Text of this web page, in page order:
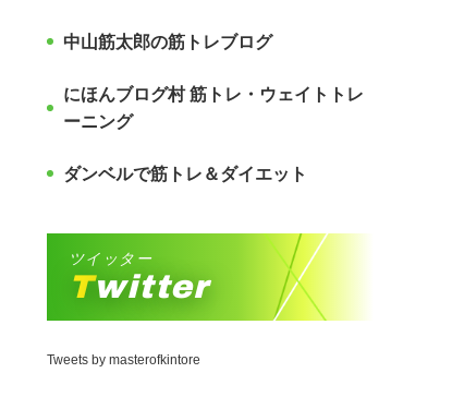
中山筋太郎の筋トレブログ
にほんブログ村 筋トレ・ウェイトトレ
ーニング
ダンベルで筋トレ＆ダイエット
ツイッター
Twitter
Tweets by masterofkintore